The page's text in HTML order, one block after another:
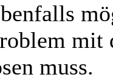
mit
muss.